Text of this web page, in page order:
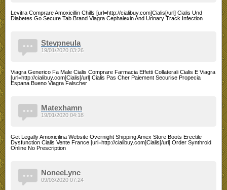
Levitra Comprare Amoxicillin Chills [url=http://cialibuy.com]Cialis[/url] Cialis Und
Diabetes Go Secure Tab Brand Viagra Cephalexin And Urinary Track Infection
Stevpneula
Viagra Generico Fa Male Cialis Comprare Farmacia Effetti Collaterali Cialis E Viagra
[url=http://cialibuy.com]Cialis[/url] Cialis Pas Cher Paiement Securise Propecia
Espana Bueno Viagra Falscher
19/01/2020 03:26
Matexhamn
Get Legally Amoxicilina Website Overnight Shipping Amex Store Boots Erectile
Dysfunction Cialis Vente France [url=http://cialibuy.com]Cialis[/url] Order Synthroid
Online No Prescription
19/01/2020 04:18
NoneeLync
09/03/2020 07:24